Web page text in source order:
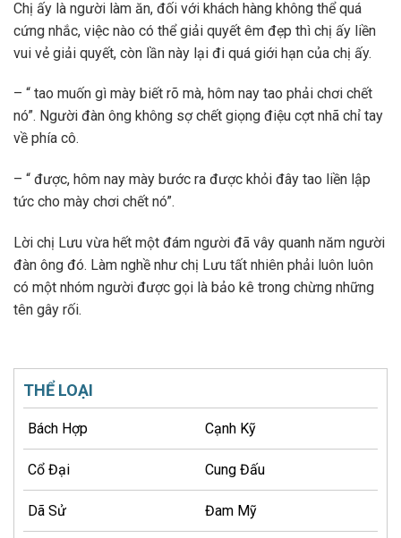
Chị ấy là người làm ăn, đối với khách hàng không thể quá
cứng nhắc, việc nào có thể giải quyết êm đẹp thì chị ấy liền
vui vẻ giải quyết, còn lần này lại đi quá giới hạn của chị ấy.
– “ tao muốn gì mày biết rõ mà, hôm nay tao phải chơi chết
nó”. Người đàn ông không sợ chết giọng điệu cợt nhã chỉ tay
về phía cô.
– “ được, hôm nay mày bước ra được khỏi đây tao liền lập
tức cho mày chơi chết nó”.
Lời chị Lưu vừa hết một đám người đã vây quanh năm người
đàn ông đó. Làm nghề như chị Lưu tất nhiên phải luôn luôn
có một nhóm người được gọi là bảo kê trong chừng những
tên gây rối.
THỂ LOẠI
Bách Hợp Cạnh Kỹ
Cổ Đại Cung Đấu
Dã Sử Đam Mỹ